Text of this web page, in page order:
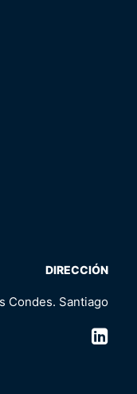
DIRECCIÓN
Condes. Santiago